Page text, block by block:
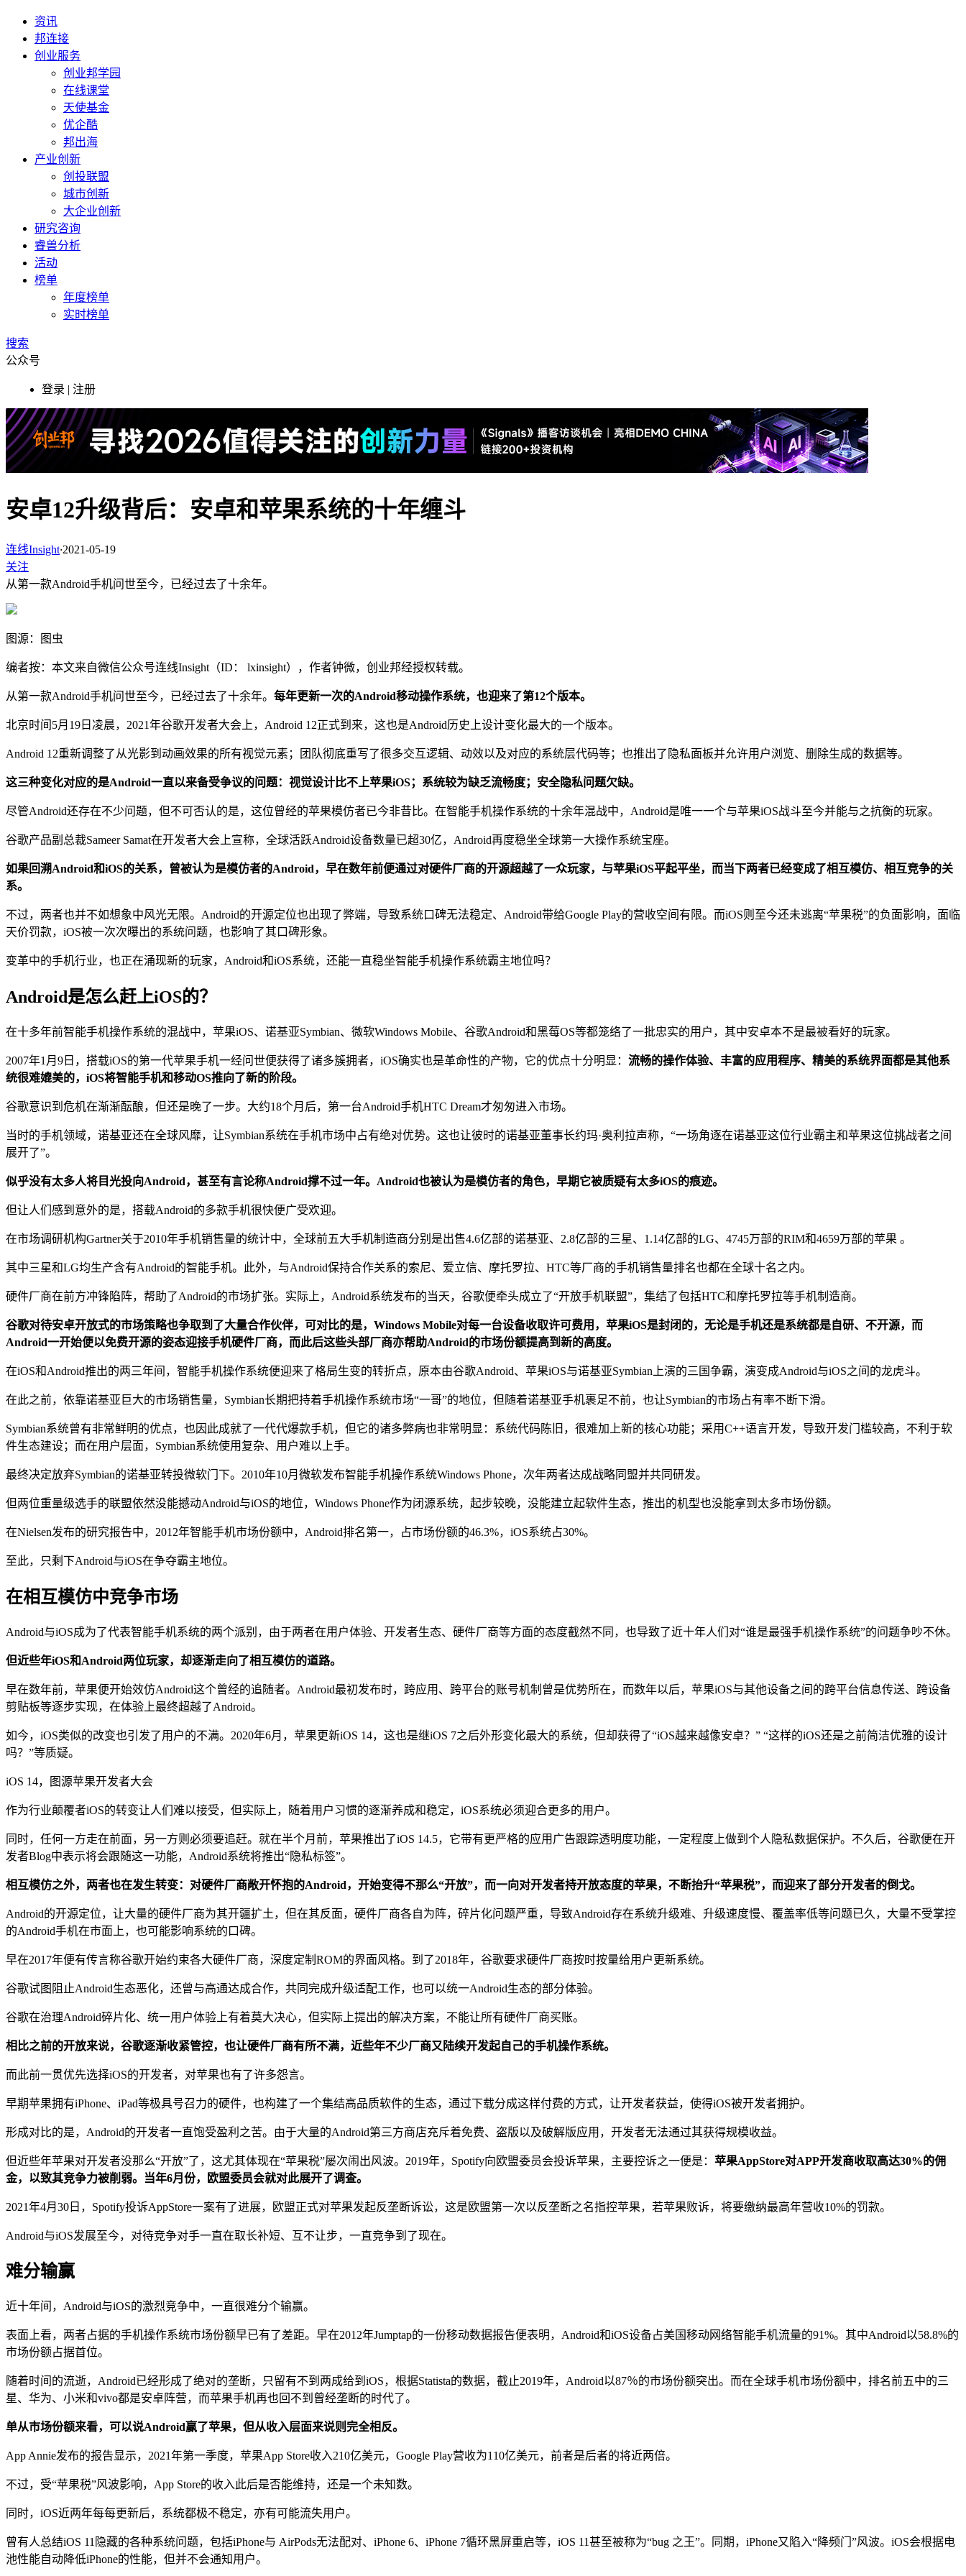
资讯
邦连接
创业服务
创业邦学园
在线课堂
天使基金
优企酷
邦出海
产业创新
创投联盟
城市创新
大企业创新
研究咨询
睿兽分析
活动
榜单
年度榜单
实时榜单
搜索
公众号
登录 | 注册
安卓12升级背后：安卓和苹果系统的十年缠斗
连线Insight·2021-05-19
关注
从第一款Android手机问世至今，已经过去了十余年。
图源：图虫
编者按：本文来自微信公众号连线Insight（ID： lxinsight），作者钟微，创业邦经授权转载。
从第一款Android手机问世至今，已经过去了十余年。 每年更新一次的Android移动操作系统，也迎来了第12个版本。
北京时间5月19日凌晨，2021年谷歌开发者大会上，Android 12正式到来，这也是Android历史上设计变化最大的一个版本。
Android 12重新调整了从光影到动画效果的所有视觉元素；团队彻底重写了很多交互逻辑、动效以及对应的系统层代码等；也推出了隐私面板并允许用户浏览、删除生成的数据等。
这三种变化对应的是Android一直以来备受争议的问题：视觉设计比不上苹果iOS；系统较为缺乏流畅度；安全隐私问题欠缺。
尽管Android还存在不少问题，但不可否认的是，这位曾经的苹果模仿者已今非昔比。在智能手机操作系统的十余年混战中，Android是唯一一个与苹果iOS战斗至今并能与之抗衡的玩家。
谷歌产品副总裁Sameer Samat在开发者大会上宣称，全球活跃Android设备数量已超30亿，Android再度稳坐全球第一大操作系统宝座。
如果回溯Android和iOS的关系，曾被认为是模仿者的Android，早在数年前便通过对硬件厂商的开源超越了一众玩家，与苹果iOS平起平坐，而当下两者已经变成了相互模仿、相互竞争的关
系。
不过，两者也并不如想象中风光无限。Android的开源定位也出现了弊端，导致系统口碑无法稳定、Android带给Google Play的营收空间有限。而iOS则至今还未逃离“苹果税”的负面影响，面临
天价罚款，iOS被一次次曝出的系统问题，也影响了其口碑形象。
变革中的手机行业，也正在涌现新的玩家，Android和iOS系统，还能一直稳坐智能手机操作系统霸主地位吗？
Android是怎么赶上iOS的？
在十多年前智能手机操作系统的混战中，苹果iOS、诺基亚Symbian、微软Windows Mobile、谷歌Android和黑莓OS等都笼络了一批忠实的用户，其中安卓本不是最被看好的玩家。
2007年1月9日，搭载iOS的第一代苹果手机一经问世便获得了诸多簇拥者，iOS确实也是革命性的产物，它的优点十分明显： 流畅的操作体验、丰富的应用程序、精美的系统界面都是其他系
统很难媲美的，iOS将智能手机和移动OS推向了新的阶段。
谷歌意识到危机在渐渐酝酿，但还是晚了一步。大约18个月后，第一台Android手机HTC Dream才匆匆进入市场。
当时的手机领域，诺基亚还在全球风靡，让Symbian系统在手机市场中占有绝对优势。这也让彼时的诺基亚董事长约玛·奥利拉声称，“一场角逐在诺基亚这位行业霸主和苹果这位挑战者之间
展开了”。
似乎没有太多人将目光投向Android，甚至有言论称Android撑不过一年。Android也被认为是模仿者的角色，早期它被质疑有太多iOS的痕迹。
但让人们感到意外的是，搭载Android的多款手机很快便广受欢迎。
在市场调研机构Gartner关于2010年手机销售量的统计中，全球前五大手机制造商分别是出售4.6亿部的诺基亚、2.8亿部的三星、1.14亿部的LG、4745万部的RIM和4659万部的苹果 。
其中三星和LG均生产含有Android的智能手机。此外，与Android保持合作关系的索尼、爱立信、摩托罗拉、HTC等厂商的手机销售量排名也都在全球十名之内。
硬件厂商在前方冲锋陷阵，帮助了Android的市场扩张。实际上，Android系统发布的当天，谷歌便牵头成立了“开放手机联盟”，集结了包括HTC和摩托罗拉等手机制造商。
谷歌对待安卓开放式的市场策略也争取到了大量合作伙伴，可对比的是，Windows Mobile对每一台设备收取许可费用，苹果iOS是封闭的，无论是手机还是系统都是自研、不开源，而
Android一开始便以免费开源的姿态迎接手机硬件厂商，而此后这些头部厂商亦帮助Android的市场份额提高到新的高度。
在iOS和Android推出的两三年间，智能手机操作系统便迎来了格局生变的转折点，原本由谷歌Android、苹果iOS与诺基亚Symbian上演的三国争霸，演变成Android与iOS之间的龙虎斗。
在此之前，依靠诺基亚巨大的市场销售量，Symbian长期把持着手机操作系统市场“一哥”的地位，但随着诺基亚手机裹足不前，也让Symbian的市场占有率不断下滑。
Symbian系统曾有非常鲜明的优点，也因此成就了一代代爆款手机，但它的诸多弊病也非常明显：系统代码陈旧，很难加上新的核心功能；采用C++语言开发，导致开发门槛较高，不利于软
件生态建设；而在用户层面，Symbian系统使用复杂、用户难以上手。
最终决定放弃Symbian的诺基亚转投微软门下。2010年10月微软发布智能手机操作系统Windows Phone，次年两者达成战略同盟并共同研发。
但两位重量级选手的联盟依然没能撼动Android与iOS的地位，Windows Phone作为闭源系统，起步较晚，没能建立起软件生态，推出的机型也没能拿到太多市场份额。
在Nielsen发布的研究报告中，2012年智能手机市场份额中，Android排名第一，占市场份额的46.3%，iOS系统占30%。
至此，只剩下Android与iOS在争夺霸主地位。
在相互模仿中竞争市场
Android与iOS成为了代表智能手机系统的两个派别，由于两者在用户体验、开发者生态、硬件厂商等方面的态度截然不同，也导致了近十年人们对“谁是最强手机操作系统”的问题争吵不休。
但近些年iOS和Android两位玩家，却逐渐走向了相互模仿的道路。
早在数年前，苹果便开始效仿Android这个曾经的追随者。Android最初发布时，跨应用、跨平台的账号机制曾是优势所在，而数年以后，苹果iOS与其他设备之间的跨平台信息传送、跨设备
剪贴板等逐步实现，在体验上最终超越了Android。
如今，iOS类似的改变也引发了用户的不满。2020年6月，苹果更新iOS 14，这也是继iOS 7之后外形变化最大的系统，但却获得了“iOS越来越像安卓？” “这样的iOS还是之前简洁优雅的设计
吗？”等质疑。
iOS 14，图源苹果开发者大会
作为行业颠覆者iOS的转变让人们难以接受，但实际上，随着用户习惯的逐渐养成和稳定，iOS系统必须迎合更多的用户。
同时，任何一方走在前面，另一方则必须要追赶。就在半个月前，苹果推出了iOS 14.5，它带有更严格的应用广告跟踪透明度功能，一定程度上做到个人隐私数据保护。不久后，谷歌便在开
发者Blog中表示将会跟随这一功能，Android系统将推出“隐私标签”。
相互模仿之外，两者也在发生转变：对硬件厂商敞开怀抱的Android，开始变得不那么“开放”，而一向对开发者持开放态度的苹果，不断抬升“苹果税”，而迎来了部分开发者的倒戈。
Android的开源定位，让大量的硬件厂商为其开疆扩土，但在其反面，硬件厂商各自为阵，碎片化问题严重，导致Android存在系统升级难、升级速度慢、覆盖率低等问题已久，大量不受掌控
的Android手机在市面上，也可能影响系统的口碑。
早在2017年便有传言称谷歌开始约束各大硬件厂商，深度定制ROM的界面风格。到了2018年，谷歌要求硬件厂商按时按量给用户更新系统。
谷歌试图阻止Android生态恶化，还曾与高通达成合作，共同完成升级适配工作，也可以统一Android生态的部分体验。
谷歌在治理Android碎片化、统一用户体验上有着莫大决心，但实际上提出的解决方案，不能让所有硬件厂商买账。
相比之前的开放来说，谷歌逐渐收紧管控，也让硬件厂商有所不满，近些年不少厂商又陆续开发起自己的手机操作系统。
而此前一贯优先选择iOS的开发者，对苹果也有了许多怨言。
早期苹果拥有iPhone、iPad等极具号召力的硬件，也构建了一个集结高品质软件的生态，通过下载分成这样付费的方式，让开发者获益，使得iOS被开发者拥护。
形成对比的是，Android的开发者一直饱受盈利之苦。由于大量的Android第三方商店充斥着免费、盗版以及破解版应用，开发者无法通过其获得规模收益。
但近些年苹果对开发者没那么“开放”了，这尤其体现在“苹果税”屡次闹出风波。2019年，Spotify向欧盟委员会投诉苹果，主要控诉之一便是： 苹果AppStore对APP开发商收取高达30%的佣
金，以致其竞争力被削弱。当年6月份，欧盟委员会就对此展开了调查。
2021年4月30日，Spotify投诉AppStore一案有了进展，欧盟正式对苹果发起反垄断诉讼，这是欧盟第一次以反垄断之名指控苹果，若苹果败诉，将要缴纳最高年营收10%的罚款。
Android与iOS发展至今，对待竞争对手一直在取长补短、互不让步，一直竞争到了现在。
难分输赢
近十年间，Android与iOS的激烈竞争中，一直很难分个输赢。
表面上看，两者占据的手机操作系统市场份额早已有了差距。早在2012年Jumptap的一份移动数据报告便表明，Android和iOS设备占美国移动网络智能手机流量的91%。其中Android以58.8%的
市场份额占据首位。
随着时间的流逝，Android已经形成了绝对的垄断，只留有不到两成给到iOS，根据Statista的数据，截止2019年，Android以87％的市场份额突出。而在全球手机市场份额中，排名前五中的三
星、华为、小米和vivo都是安卓阵营，而苹果手机再也回不到曾经垄断的时代了。
单从市场份额来看，可以说Android赢了苹果，但从收入层面来说则完全相反。
App Annie发布的报告显示，2021年第一季度，苹果App Store收入210亿美元，Google Play营收为110亿美元，前者是后者的将近两倍。
不过，受“苹果税”风波影响，App Store的收入此后是否能维持，还是一个未知数。
同时，iOS近两年每每更新后，系统都极不稳定，亦有可能流失用户。
曾有人总结iOS 11隐藏的各种系统问题，包括iPhone与 AirPods无法配对、iPhone 6、iPhone 7循环黑屏重启等，iOS 11甚至被称为“bug 之王”。同期，iPhone又陷入“降频门”风波。iOS会根据电
池性能自动降低iPhone的性能，但并不会通知用户。